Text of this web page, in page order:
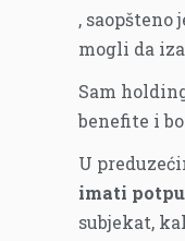
, saopšteno
mogli da
Sam
benefite i
U
imati
subjekat,